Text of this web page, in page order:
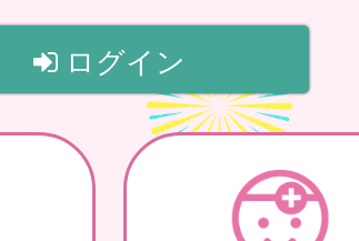
ログイン